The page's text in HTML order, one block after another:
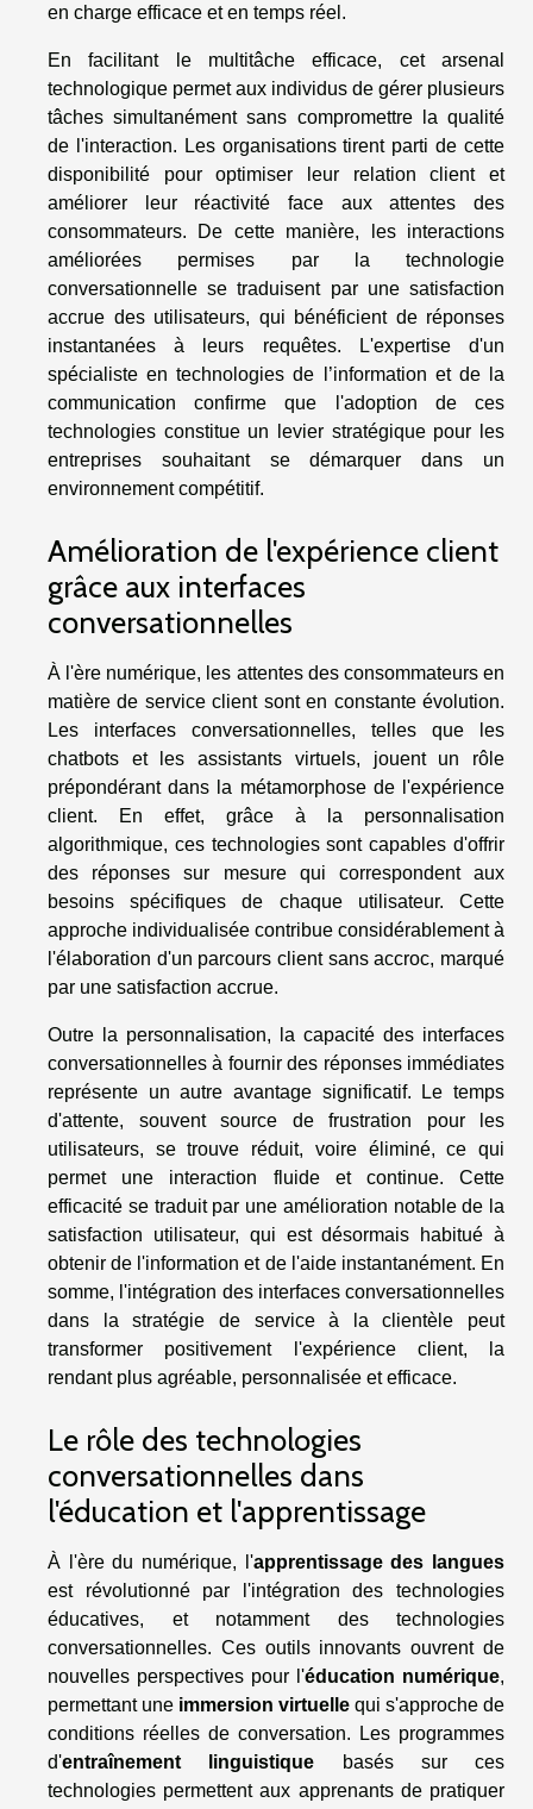
en charge efficace et en temps réel.
En facilitant le multitâche efficace, cet arsenal
technologique permet aux individus de gérer plusieurs
tâches simultanément sans compromettre la qualité
de l'interaction. Les organisations tirent parti de cette
disponibilité pour optimiser leur relation client et
améliorer leur réactivité face aux attentes des
consommateurs. De cette manière, les interactions
améliorées permises par la technologie
conversationnelle se traduisent par une satisfaction
accrue des utilisateurs, qui bénéficient de réponses
instantanées à leurs requêtes. L'expertise d'un
spécialiste en technologies de l’information et de la
communication confirme que l'adoption de ces
technologies constitue un levier stratégique pour les
entreprises souhaitant se démarquer dans un
environnement compétitif.
Amélioration de l'expérience client
grâce aux interfaces
conversationnelles
À l'ère numérique, les attentes des consommateurs en
matière de service client sont en constante évolution.
Les interfaces conversationnelles, telles que les
chatbots et les assistants virtuels, jouent un rôle
prépondérant dans la métamorphose de l'expérience
client. En effet, grâce à la personnalisation
algorithmique, ces technologies sont capables d'offrir
des réponses sur mesure qui correspondent aux
besoins spécifiques de chaque utilisateur. Cette
approche individualisée contribue considérablement à
l'élaboration d'un parcours client sans accroc, marqué
par une satisfaction accrue.
Outre la personnalisation, la capacité des interfaces
conversationnelles à fournir des réponses immédiates
représente un autre avantage significatif. Le temps
d'attente, souvent source de frustration pour les
utilisateurs, se trouve réduit, voire éliminé, ce qui
permet une interaction fluide et continue. Cette
efficacité se traduit par une amélioration notable de la
satisfaction utilisateur, qui est désormais habitué à
obtenir de l'information et de l'aide instantanément. En
somme, l'intégration des interfaces conversationnelles
dans la stratégie de service à la clientèle peut
transformer positivement l'expérience client, la
rendant plus agréable, personnalisée et efficace.
Le rôle des technologies
conversationnelles dans
l'éducation et l'apprentissage
À l'ère du numérique, l'apprentissage des langues
est révolutionné par l'intégration des technologies
éducatives, et notamment des technologies
conversationnelles. Ces outils innovants ouvrent de
nouvelles perspectives pour l'éducation numérique,
permettant une immersion virtuelle qui s'approche de
conditions réelles de conversation. Les programmes
d'entraînement linguistique basés sur ces
technologies permettent aux apprenants de pratiquer